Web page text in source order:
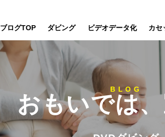
ブログTOP ダビング ビデオデータ化 カセ
BLOG
おもいでは